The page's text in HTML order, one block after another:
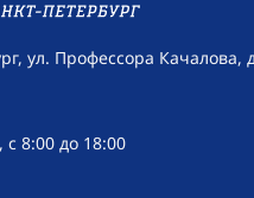
ул. Профессора Качалова,
8:00 до 18:00